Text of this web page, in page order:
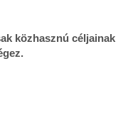
közhasznú céljainak